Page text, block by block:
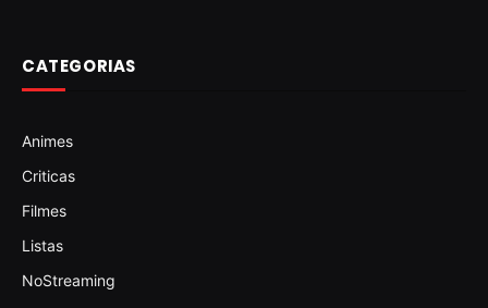
CATEGORIAS
Animes
Criticas
Filmes
Listas
NoStreaming